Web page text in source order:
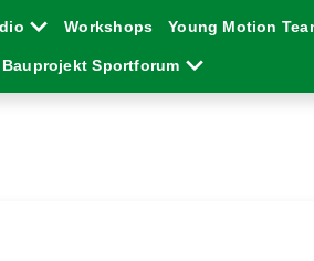
Workshops Young Motion
Bauprojekt Sportforum